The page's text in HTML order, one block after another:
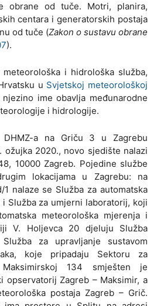
obrane od tuče. Motri, planira,
centara i generatorskih postaja
od tuče (Zakon o sustavu obrane
).
meteorološka i hidrološka služba,
u Svjetskoj meteorološkoj
ime obavlja međunarodne
i hidrologije.
a na Griču 3 u Zagrebu
ožujka 2020., novo sjedište nalazi
10000 Zagreb. Pojedine službe
lokacijama u Zagrebu: na
nalaze se Služba za automatska
Služba za umjerni laboratorij, koji
meteorološka mjerenja i
V. Holjevca 20 djeluju Služba
za upravljanje sustavom
koje pripadaju Sektoru za
134 smješten je
opservatorij Zagreb – Maksimir, a
postaja Zagreb – Grič.